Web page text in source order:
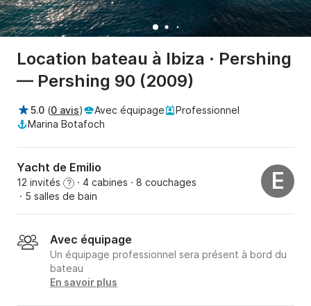
Location bateau à Ibiza · Pershing
— Pershing 90 (2009)
5.0 (0 avis) Avec équipage
Professionnel
Marina Botafoch
Yacht de Emilio
12 invités ? · 4 cabines · 8 couchages
· 5 salles de bain
E
Avec équipage
Un équipage professionnel sera présent à bord du
bateau
En savoir plus